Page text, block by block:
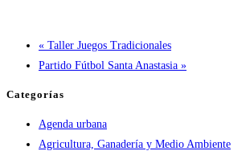
« Taller Juegos Tradicionales
Partido Fútbol Santa Anastasia »
Categorías
Agenda urbana
Agricultura, Ganadería y Medio Ambiente